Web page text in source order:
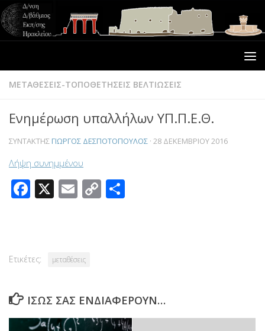
ΜΕΤΑΘΕΣΕΙΣ-ΤΟΠΟΘΕΤΗΣΕΙΣ ΒΕΛΤΙΩΣΕΙΣ
Ενημέρωση υπαλλήλων ΥΠ.Π.Ε.Θ.
ΣΥΝΤΆΚΤΗΣ ΓΙΏΡΓΟΣ ΔΕΣΠΟΤΌΠΟΥΛΟΣ · 28 ΔΕΚΕΜΒΡΊΟΥ 2016
Λήψη συνημμένου
Facebook
X Email
Copy
Ετικέτες: μεταθέσεις
ΊΣΩΣ ΣΑΣ ΕΝΔΙΑΦΈΡΟΥΝ…